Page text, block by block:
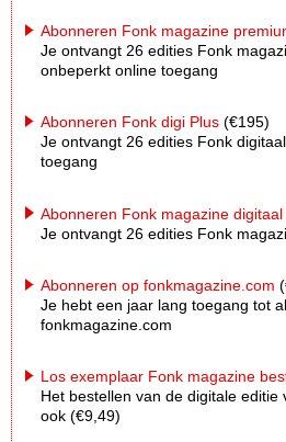
Abonneren Fonk magazine
Je ontvangt 26 edities Fonk
onbeperkt online toegang
Abonneren Fonk digi Plus (€195)
Je ontvangt 26 edities Fonk
toegang
Abonneren Fonk magazine digitaal
Je ontvangt 26 edities Fonk
Abonneren op fonkmagazine.com
Je hebt een jaar lang toegang tot
fonkmagazine.com
Los exemplaar Fonk magazine
Het bestellen van de digitale editie
ook (€9,49)